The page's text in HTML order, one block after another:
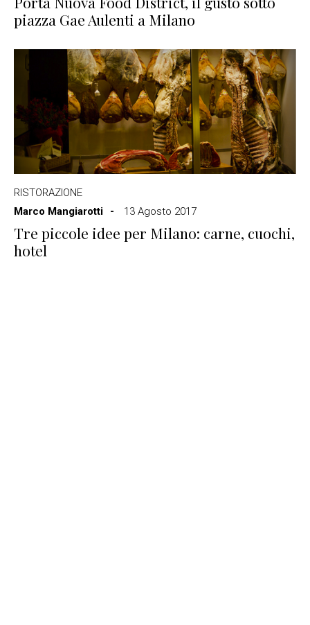
piazza Gae Aulenti a Milano
RISTORAZIONE
Marco Mangiarotti
13 Agosto 2017
Tre piccole idee per Milano: carne, cuochi,
hotel